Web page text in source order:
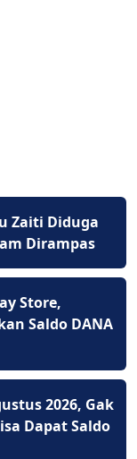
Zaiti Diduga
Dirampas
Store,
Saldo DANA
2026, Gak
Dapat Saldo